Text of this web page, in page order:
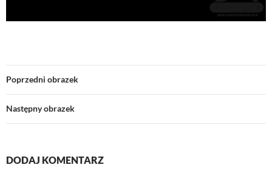
Poprzedni obrazek
Następny obrazek
DODAJ KOMENTARZ